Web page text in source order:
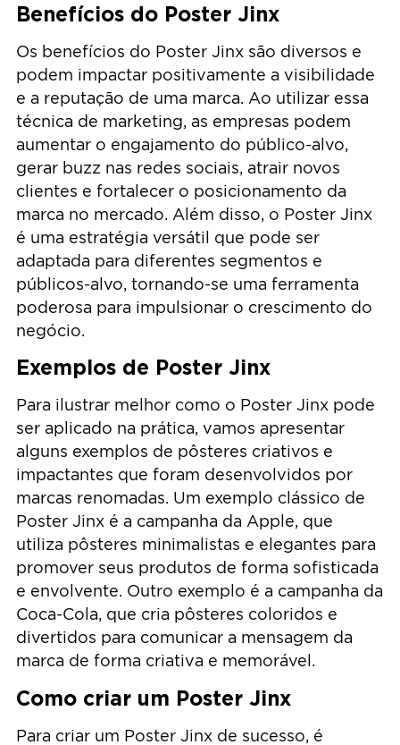
Benefícios do Poster Jinx
Os benefícios do Poster Jinx são diversos e
podem impactar positivamente a visibilidade
e a reputação de uma marca. Ao utilizar essa
técnica de marketing, as empresas podem
aumentar o engajamento do público-alvo,
gerar buzz nas redes sociais, atrair novos
clientes e fortalecer o posicionamento da
marca no mercado. Além disso, o Poster Jinx
é uma estratégia versátil que pode ser
adaptada para diferentes segmentos e
públicos-alvo, tornando-se uma ferramenta
poderosa para impulsionar o crescimento do
negócio.
Exemplos de Poster Jinx
Para ilustrar melhor como o Poster Jinx pode
ser aplicado na prática, vamos apresentar
alguns exemplos de pôsteres criativos e
impactantes que foram desenvolvidos por
marcas renomadas. Um exemplo clássico de
Poster Jinx é a campanha da Apple, que
utiliza pôsteres minimalistas e elegantes para
promover seus produtos de forma sofisticada
e envolvente. Outro exemplo é a campanha da
Coca-Cola, que cria pôsteres coloridos e
divertidos para comunicar a mensagem da
marca de forma criativa e memorável.
Como criar um Poster Jinx
Para criar um Poster Jinx de sucesso, é